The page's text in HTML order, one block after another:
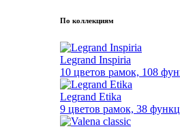
По коллекциям
Legrand Inspiria
10 цветов рамок, 108
Legrand Etika
9 цветов рамок, 38